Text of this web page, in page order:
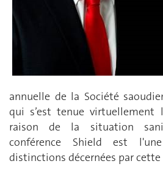
annuelle de la Société
qui s’est tenue
raison de la situation
conférence Shield est
distinctions décernées par cette